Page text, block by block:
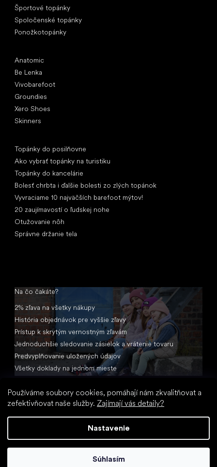
Používáme soubory cookies, pomáhají nám zkvalitňovat a
zefektivňovat naše služby. Zajímají vás detaily?
Nastavenie
Súhlasím
Športové topánky
Spoločenské topánky
Ponožkotopánky
Anatomic
Be Lenka
Vivobarefoot
Groundies
Xero Shoes
Skinners
Topánky do posilňovne
Ako vybrať topánky na turistiku
Topánky do kancelárie
Bolesť chrbta i ďalšie bolesti zo zlých topánok
Vyvraciame 10 najväčších barefoot mýtov!
20 zaujímavostí o ľudskej nohe
Otužovanie nôh
Správne držanie tela
Na čo čakáte?
2% zľava na všetky nákupy
História objednávok pre vyššie zľavy
Prístup k skrytým vernostným zľavám
Jednoduchšie sledovanie zásielok a vrátenie tovaru
Predvyplňovanie uložených údajov
Všetky doklady na jednom mieste
Vytvoril Shoptet
Little Shoes.sk. Všetky práva vyhradené.